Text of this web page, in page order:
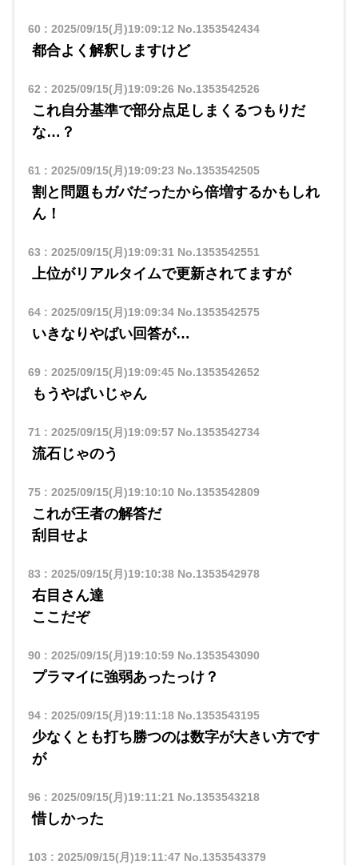
60 : 2025/09/15(月)19:09:12 No.1353542434
都合よく解釈しますけど
62 : 2025/09/15(月)19:09:26 No.1353542526
これ自分基準で部分点足しまくるつもりだ
な…？
61 : 2025/09/15(月)19:09:23 No.1353542505
割と問題もガバだったから倍増するかもしれ
ん！
63 : 2025/09/15(月)19:09:31 No.1353542551
上位がリアルタイムで更新されてますが
64: 2025/09/15(月)19:09:34No.1353542575
いきなりやばい回答が…
69: 2025/09/15(月)19:09:45No.1353542652
もうやばいじゃん
71 : 2025/09/15(月)19:09:57 No.1353542734
流石じゃのう
75: 2025/09/15(月)19:10:10 No.1353542809
これが王者の解答だ
刮目せよ
83 : 2025/09/15(月)19:10:38No.1353542978
右目さん達
ここだぞ
90 : 2025/09/15(月)19:10:59No.1353543090
プラマイに強弱あったっけ？
94: 2025/09/15(月)19:11:18No.1353543195
少なくとも打ち勝つのは数字が大きい方です
が
96 : 2025/09/15(月)19:11:21 No.1353543218
惜しかった
103 : 2025/09/15(月)19:11:47 No.1353543379